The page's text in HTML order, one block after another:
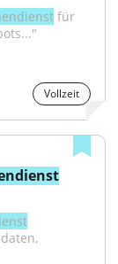
für
Vollzeit